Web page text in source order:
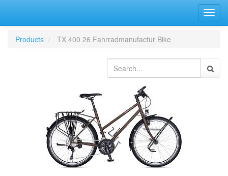
la
Products TX 400 26 Fahrradmanufactur Bike